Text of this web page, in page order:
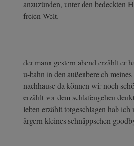
anzuzünden, unter den bedeckten
freien Welt.
der mann gestern abend erzählt er
u-bahn in den außenbereich
nachhause da können wir noch
erzählt vor dem schlafengehen
leben erzählt totgeschlagen hab
ärgern kleines schnäppschen